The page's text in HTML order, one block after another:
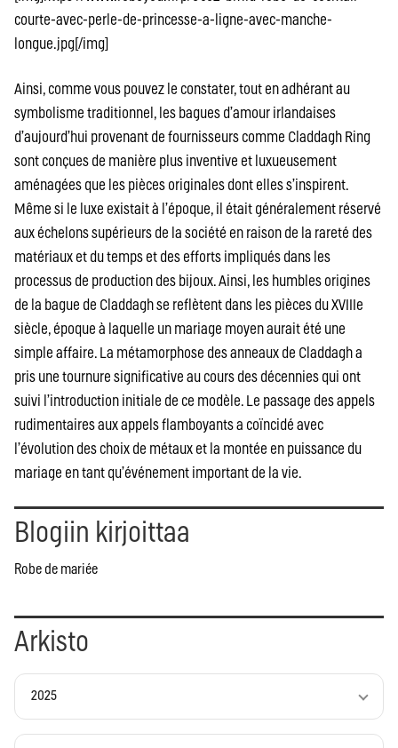
courte-avec-perle-de-princesse-a-ligne-avec-manche-
longue.jpg[/img]
Ainsi, comme vous pouvez le constater, tout en adhérant au
symbolisme traditionnel, les bagues d’amour irlandaises
d’aujourd’hui provenant de fournisseurs comme Claddagh Ring
sont conçues de manière plus inventive et luxueusement
aménagées que les pièces originales dont elles s’inspirent.
Même si le luxe existait à l’époque, il était généralement réservé
aux échelons supérieurs de la société en raison de la rareté des
matériaux et du temps et des efforts impliqués dans les
processus de production des bijoux. Ainsi, les humbles origines
de la bague de Claddagh se reflètent dans les pièces du XVIIIe
siècle, époque à laquelle un mariage moyen aurait été une
simple affaire. La métamorphose des anneaux de Claddagh a
pris une tournure significative au cours des décennies qui ont
suivi l’introduction initiale de ce modèle. Le passage des appels
rudimentaires aux appels flamboyants a coïncidé avec
l’évolution des choix de métaux et la montée en puissance du
mariage en tant qu’événement important de la vie.
Blogiin kirjoittaa
Robe de mariée
Arkisto
2025